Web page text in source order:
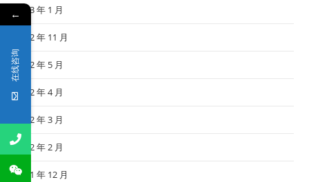
2023 年 1 月
2022 年 11 月
2022 年 5 月
2022 年 4 月
2022 年 3 月
2022 年 2 月
2021 年 12 月
←
在线咨询